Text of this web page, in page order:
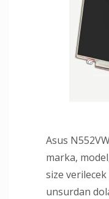
Asus
marka,
size
unsurdan